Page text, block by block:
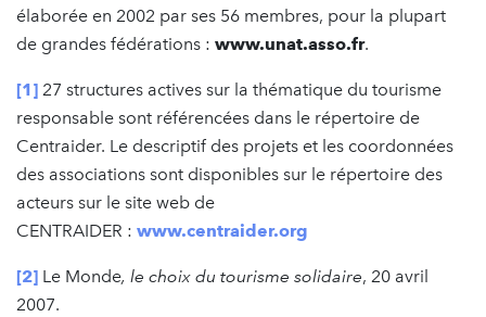
élaborée en 2002 par ses 56 membres, pour la plupart
de grandes fédérations : www.unat.asso.fr.
[1] 27 structures actives sur la thématique du tourisme
responsable sont référencées dans le répertoire de
Centraider. Le descriptif des projets et les coordonnées
des associations sont disponibles sur le répertoire des
acteurs sur le site web de
CENTRAIDER : www.centraider.org
[2] Le Monde, le choix du tourisme solidaire, 20 avril
2007.